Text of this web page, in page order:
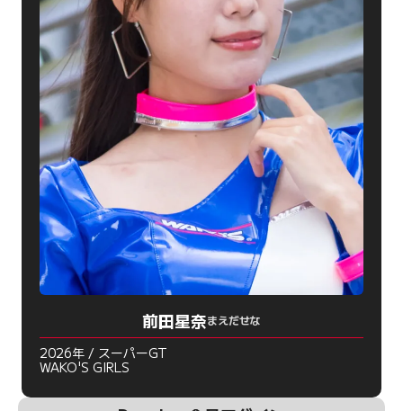
前田星奈まえだせな
2026年 / スーパーGT
WAKO'S GIRLS